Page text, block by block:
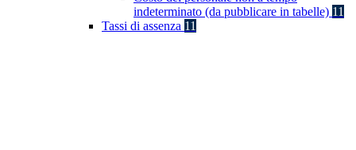
indeterminato (da pubblicare in tabelle) 11
Tassi di assenza 11